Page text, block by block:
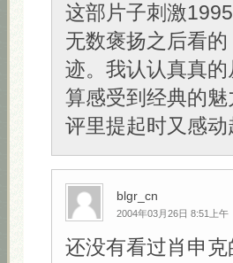
这部片子刺激
无数褒扬之后看
迹。我认认真真
算感受到经典的
评里提起时又感动
blgr_cn
2004年03月26日 8:51上午
还没有看过肖申